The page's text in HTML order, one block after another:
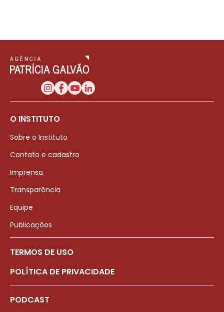
O INSTITUTO
Sobre o Instituto
Contato e cadastro
Imprensa
Transparência
Equipe
Publicações
TERMOS DE USO
POLÍTICA DE PRIVACIDADE
PODCAST